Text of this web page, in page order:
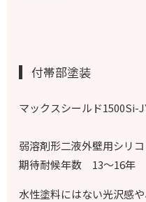
付帯部塗装
マックスシールド1500Si-
弱溶剤形二液外壁用シリ
期待耐候年数 13～16年
水性塗料にはない光沢感